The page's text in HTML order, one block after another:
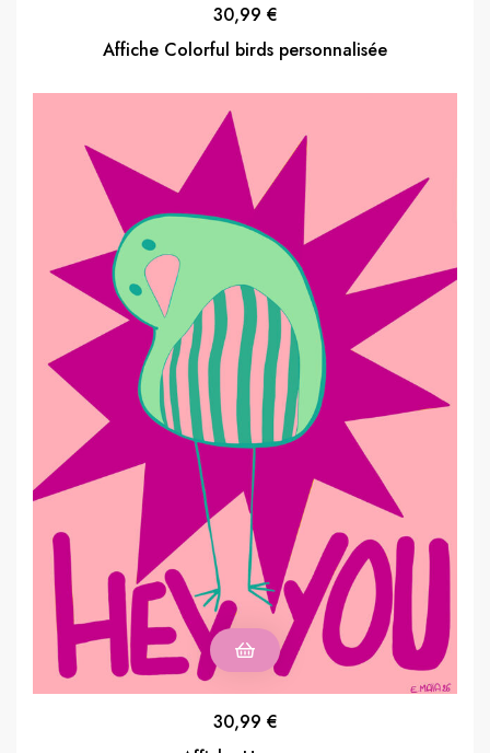
Affiche Colorful birds personnalisée
30,99 €
30,99 €